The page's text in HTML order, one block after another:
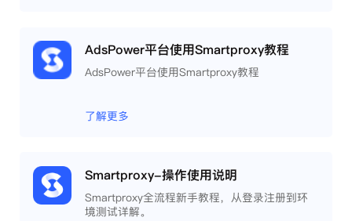
AdsPower平台使用Smartproxy教程
AdsPower平台使用Smartproxy教程
了解更多
Smartproxy-操作使用说明
Smartproxy全流程新手教程，从登录注册到环
境测试详解。